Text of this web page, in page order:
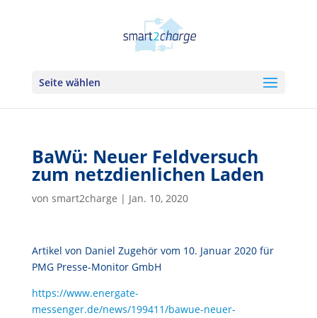
Seite wählen
BaWü: Neuer Feldversuch
zum netzdienlichen Laden
von smart2charge | Jan. 10, 2020
Artikel von Daniel Zugehör vom 10. Januar 2020 für
PMG Presse-Monitor GmbH
https://www.energate-
messenger.de/news/199411/bawue-neuer-